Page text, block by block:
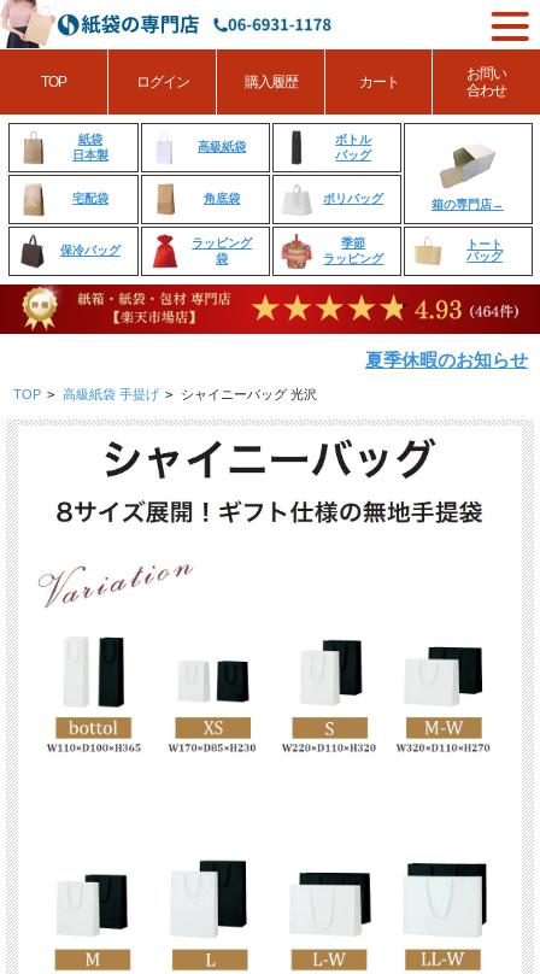
紙袋
日本製
高級紙袋
ボトル
バッグ
箱の専門店→
宅配袋 角底袋 ポリバッグ
保冷バッグ
ラッピング
袋
季節
ラッピング
トート
バッグ
夏季休暇のお知らせ
TOP > 高級紙袋 手提げ > シャイニーバッグ 光沢
TOP ログイン 購入履歴 カート
お問い
合わせ